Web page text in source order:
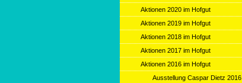
Aktionen 2020 im Hofgut
Aktionen 2019 im Hofgut
Aktionen 2018 im Hofgut
Aktionen 2017 im Hofgut
Aktionen 2016 im Hofgut
Ausstellung Caspar Dietz 2016